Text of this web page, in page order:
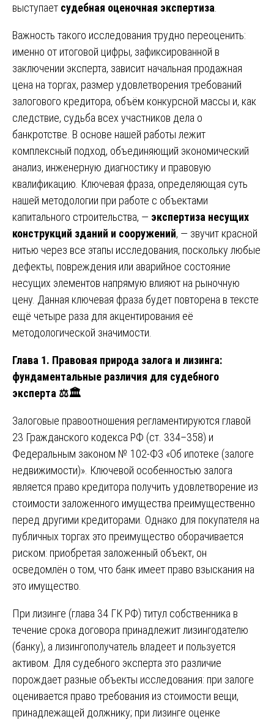
выступает судебная оценочная экспертиза
Важность такого исследования трудно переоценить:
именно от итоговой цифры, зафиксированной в
заключении эксперта, зависит начальная продажная
цена на торгах, размер удовлетворения требований
залогового кредитора, объём конкурсной массы и, как
следствие, судьба всех участников дела о
банкротстве. В основе нашей работы лежит
комплексный подход, объединяющий экономический
анализ, инженерную диагностику и правовую
квалификацию. Ключевая фраза, определяющая суть
нашей методологии при работе с объектами
капитального строительства, — экспертиза несущих
конструкций зданий и сооружений, — звучит красной
нитью через все этапы исследования, поскольку любые
дефекты, повреждения или аварийное состояние
несущих элементов напрямую влияют на рыночную
цену. Данная ключевая фраза будет повторена в тексте
ещё четыре раза для акцентирования её
методологической значимости.
Глава 1. Правовая природа залога и лизинга:
фундаментальные различия для судебного
эксперта ⚖️🏛️
Залоговые правоотношения регламентируются главой
23 Гражданского кодекса РФ (ст. 334–358) и
Федеральным законом № 102-ФЗ «Об ипотеке (залоге
недвижимости)». Ключевой особенностью залога
является право кредитора получить удовлетворение из
стоимости заложенного имущества преимущественно
перед другими кредиторами. Однако для покупателя на
публичных торгах это преимущество оборачивается
риском: приобретая заложенный объект, он
осведомлён о том, что банк имеет право взыскания на
это имущество.
При лизинге (глава 34 ГК РФ) титул собственника в
течение срока договора принадлежит лизингодателю
(банку), а лизингополучатель владеет и пользуется
активом. Для судебного эксперта это различие
порождает разные объекты исследования: при залоге
оценивается право требования из стоимости вещи,
принадлежащей должнику; при лизинге оценке